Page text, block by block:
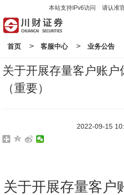
本站支持IPv6访问 请认准
首页 > 客服中心 > 业务公告
关于开展存量客户账户
（重要）
2022-09-15
关于开展存量客户